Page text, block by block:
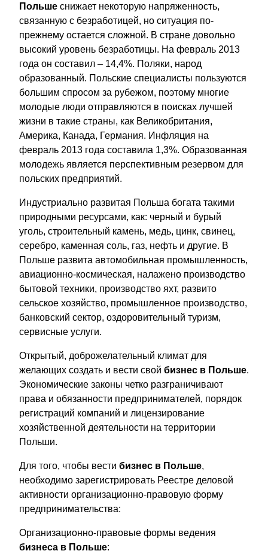
Польше снижает некоторую напряженность,
связанную с безработицей, но ситуация по-
прежнему остается сложной. В стране довольно
высокий уровень безработицы. На февраль 2013
года он составил – 14,4%. Поляки, народ
образованный. Польские специалисты пользуются
большим спросом за рубежом, поэтому многие
молодые люди отправляются в поисках лучшей
жизни в такие страны, как Великобритания,
Америка, Канада, Германия. Инфляция на
февраль 2013 года составила 1,3%. Образованная
молодежь является перспективным резервом для
польских предприятий.
Индустриально развитая Польша богата такими
природными ресурсами, как: черный и бурый
уголь, строительный камень, медь, цинк, свинец,
серебро, каменная соль, газ, нефть и другие. В
Польше развита автомобильная промышленность,
авиационно-космическая, налажено производство
бытовой техники, производство яхт, развито
сельское хозяйство, промышленное производство,
банковский сектор, оздоровительный туризм,
сервисные услуги.
Открытый, доброжелательный климат для
желающих создать и вести свой бизнес в Польше.
Экономические законы четко разграничивают
права и обязанности предпринимателей, порядок
регистраций компаний и лицензирование
хозяйственной деятельности на территории
Польши.
Для того, чтобы вести бизнес в Польше,
необходимо зарегистрировать Реестре деловой
активности организационно-правовую форму
предпринимательства:
Организационно-правовые формы ведения
бизнеса в Польше: